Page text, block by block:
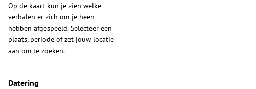
Op de kaart kun je zien welke
verhalen er zich om je heen
hebben afgespeeld. Selecteer een
plaats, periode of zet jouw locatie
aan om te zoeken.
Datering